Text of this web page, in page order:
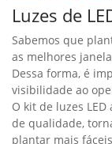
Luzes de
Sabemos que
as melhores
Dessa forma, é
visibilidade ao